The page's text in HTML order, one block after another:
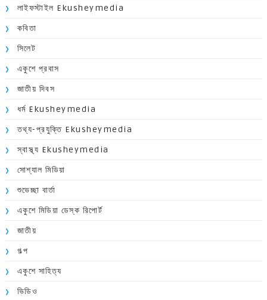
লাইফস্টাইল Ekusheymedia
কবিতা
সিলেট
একুশে প্রবাস
জাতীয় দিবস
ধর্ম Ekusheymedia
তথ্য-প্রযুক্তি Ekusheymedia
স্বাস্থ্য Ekusheymedia
সোশ্যাল মিডিয়া
শুভেচ্ছা বার্তা
একুশে মিডিয়া ডেস্ক রিপোর্ট
জাতীয়
গল্প
একুশে সাহিত্য
ভিডিও